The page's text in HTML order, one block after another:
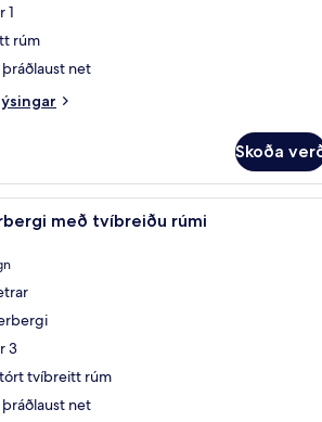
1
rúm
net
Skoða
Classic-herbergi með
með tvíbreiðu rúmi
3
tvíbreitt rúm
net